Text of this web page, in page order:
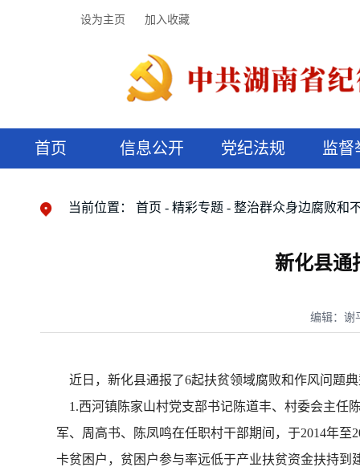
设为主页 加入收藏
首页 信息公开 党纪法规 监督
当前位置： 首页 精彩专题 整治群众身边腐败和
新化县通
编辑：谢
近日，新化县通报了6起扶贫领域腐败和作风问题
1.西河镇陈家山村党支部书记陈道丰、村委会主任
军、周高书、陈凤鸣在任职村干部期间，于2014年
卡贫困户，贫困户参与率远低于产业扶贫资金扶持到